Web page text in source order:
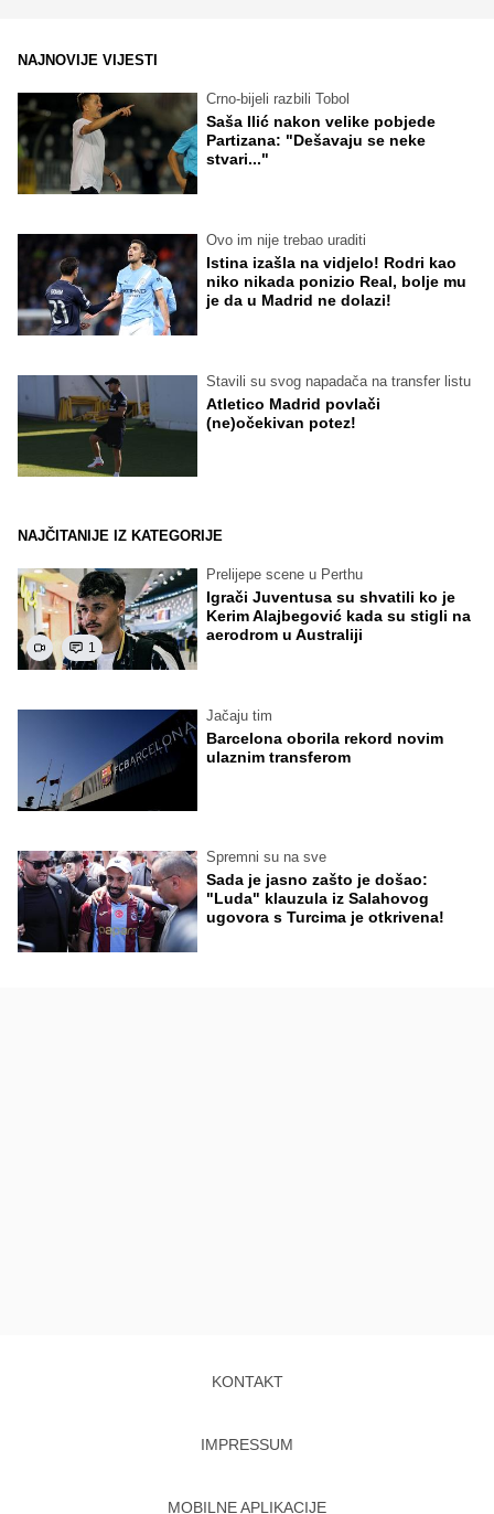
NAJNOVIJE VIJESTI
Crno-bijeli razbili Tobol
Saša Ilić nakon velike pobjede
Partizana: "Dešavaju se neke
stvari..."
Ovo im nije trebao uraditi
Istina izašla na vidjelo! Rodri kao
niko nikada ponizio Real, bolje mu
je da u Madrid ne dolazi!
Stavili su svog napadača na transfer listu
Atletico Madrid povlači
(ne)očekivan potez!
NAJČITANIJE IZ KATEGORIJE
1
Prelijepe scene u Perthu
Igrači Juventusa su shvatili ko je
Kerim Alajbegović kada su stigli na
aerodrom u Australiji
Jačaju tim
Barcelona oborila rekord novim
ulaznim transferom
Spremni su na sve
Sada je jasno zašto je došao:
"Luda" klauzula iz Salahovog
ugovora s Turcima je otkrivena!
KONTAKT
IMPRESSUM
MOBILNE APLIKACIJE